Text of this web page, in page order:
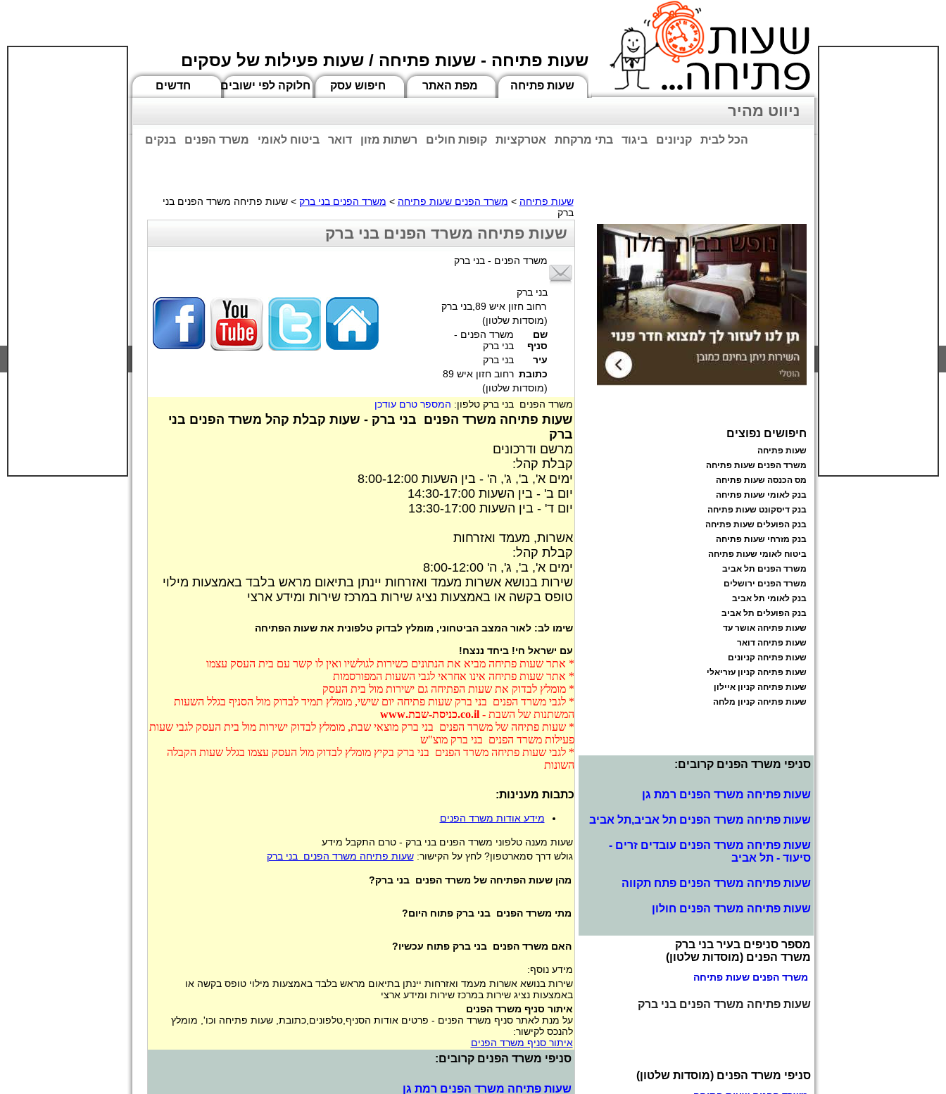
שעות פתיחה - שעות פתיחה / שעות פעילות של עסקים
חדשים חלוקה לפי ישובים חיפוש עסק מפת האתר שעות פתיחה
ניווט מהיר
בנקים משרד הפנים ביטוח לאומי דואר רשתות מזון קופות חולים אטרקציות בתי מרקחת ביגוד קניונים הכל לבית
שעות פתיחה > משרד הפנים שעות פתיחה > משרד הפנים בני ברק >שעות פתיחה משרד הפנים בני
ברק
שעות פתיחה משרד הפנים בני ברק
משרד הפנים - בני ברק
בני ברק
רחוב חזון איש 89,בני ברק
(מוסדות שלטון)
שם
סניף
משרד הפנים -
בני ברק
עיר
בני ברק
כתובת רחוב חזון איש 89
(מוסדות שלטון)
משרד הפנים בני ברק טלפון: המספר טרם עודכן
שעות פתיחה משרד הפנים בני ברק - שעות קבלת קהל משרד הפנים בני
ברק
מרשם ודרכונים
קבלת קהל:
ימים א', ב', ג', ה' - בין השעות 8:00-12:00
יום ב' - בין השעות 14:30-17:00
יום ד' - בין השעות 13:30-17:00
אשרות, מעמד ואזרחות
קבלת קהל:
ימים א', ב', ג', ה' 8:00-12:00
שירות בנושא אשרות מעמד ואזרחות יינתן בתיאום מראש בלבד באמצעות מילוי
טופס בקשה או באמצעות נציג שירות במרכז שירות ומידע ארצי
שימו לב: לאור המצב הביטחוני, מומלץ לבדוק טלפונית את שעות הפתיחה
עם ישראל חי! ביחד ננצח!
* אתר שעות פתיחה מביא את הנתונים כשירות לגולשיו ואין לו קשר עם בית העסק עצמו
* אתר שעות פתיחה אינו אחראי לגבי השעות המפורסמות
* מומלץ לבדוק את שעות הפתיחה גם ישירות מול בית העסק
* לגבי משרד הפנים בני ברק שעות פתיחה יום שישי, מומלץ תמיד לבדוק מול הסניף בגלל השעות
המשתנות של השבת -co.il.כניסת-שבת.www
* שעות פתיחה של משרד הפנים בני ברק מוצאי שבת, מומלץ לבדוק ישירות מול בית העסק לגבי שעות
פעילות משרד הפנים בני ברק מוצ"ש
* לגבי שעות פתיחה משרד הפנים בני ברק בקיץ מומלץ לבדוק מול העסק עצמו בגלל שעות הקבלה
השונות
כתבות מענינות:
מידע אודות משרד הפנים
שעות מענה טלפוני משרד הפנים בני ברק - טרם התקבל מידע
גולש דרך סמארטפון? לחץ על הקישור:שעות פתיחה משרד הפנים בני ברק
מהן שעות הפתיחה של משרד הפנים בני ברק?
מתי משרד הפנים בני ברק פתוח היום?
האם משרד הפנים בני ברק פתוח עכשיו?
מידע נוסף:
שירות בנושא אשרות מעמד ואזרחות יינתן בתיאום מראש בלבד באמצעות מילוי טופס בקשה או
באמצעות נציג שירות במרכז שירות ומידע ארצי
איתור סניף משרד הפנים
על מנת לאתר סניף משרד הפנים - פרטים אודות הסניף,טלפונים,כתובת, שעות פתיחה וכו', מומלץ
להנכס לקישור:
איתור סניף משרד הפנים
סניפי משרד הפנים קרובים:
שעות פתיחה משרד הפנים רמת גן
חיפושים נפוצים
שעות פתיחה
משרד הפנים שעות פתיחה
מס הכנסה שעות פתיחה
בנק לאומי שעות פתיחה
בנק דיסקונט שעות פתיחה
בנק הפועלים שעות פתיחה
בנק מזרחי שעות פתיחה
ביטוח לאומי שעות פתיחה
משרד הפנים תל אביב
משרד הפנים ירושלים
בנק לאומי תל אביב
בנק הפועלים תל אביב
שעות פתיחה אושר עד
שעות פתיחה דואר
שעות פתיחה קניונים
שעות פתיחה קניון עזריאלי
שעות פתיחה קניון איילון
שעות פתיחה קניון מלחה
סניפי משרד הפנים קרובים:
שעות פתיחה משרד הפנים רמת גן
שעות פתיחה משרד הפנים תל אביב,תל אביב
שעות פתיחה משרד הפנים עובדים זרים -
סיעוד - תל אביב
שעות פתיחה משרד הפנים פתח תקווה
שעות פתיחה משרד הפנים חולון
מספר סניפים בעיר בני ברק
משרד הפנים (מוסדות שלטון)
משרד הפנים שעות פתיחה
שעות פתיחה משרד הפנים בני ברק
סניפי משרד הפנים (מוסדות שלטון)